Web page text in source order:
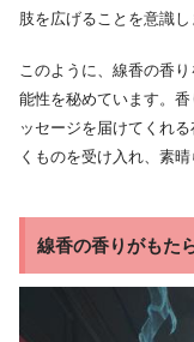
肢を広げることを意識し
このように、線香の香
能性を秘めています。
ッセージを届けてくれ
くものを受け入れ、素
線香の香りがもた